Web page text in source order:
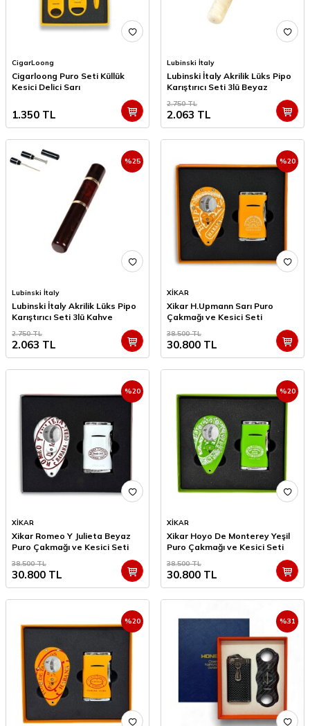
CigarLoong
Cigarloong Puro Seti Küllük
Kesici Delici Sarı
1.350 TL
Lubinski İtaly
Lubinski İtaly Akrilik Lüks Pipo
Karıştırıcı Seti 3lü Beyaz
2.750TL
2.063 TL
%25
Lubinski İtaly
Lubinski İtaly Akrilik Lüks Pipo
Karıştırıcı Seti 3lü Kahve
2.750TL
2.063 TL
%20
XİKAR
Xikar H.Upmann Sarı Puro
Çakmağı ve Kesici Seti
38.500TL
30.800 TL
%20
XİKAR
Xikar Romeo Y Julieta Beyaz
Puro Çakmağı ve Kesici Seti
38.500TL
30.800 TL
%20
XİKAR
Xikar Hoyo De Monterey Yeşil
Puro Çakmağı ve Kesici Seti
38.500TL
30.800 TL
%20 %31